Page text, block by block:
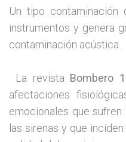
Un tipo
instrumentos y genera
contaminación acústica.
La revista Bombero
afectaciones
emocionales que
las sirenas y que